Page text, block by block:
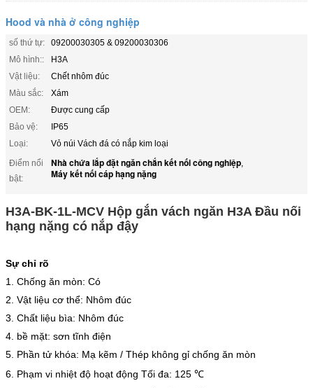
Hood và nhà ở công nghiệp
số thứ tự:
09200030305 & 09200030306
Mô hình::
H3A
Vật liệu:
Chết nhôm đúc
Màu sắc:
Xám
OEM:
Được cung cấp
Bảo vệ:
IP65
Loại:
Vỏ núi Vách đá có nắp kim loại
Điểm nổi
bật:
Nhà chứa lắp đặt ngăn chắn kết nối công nghiệp,
Máy kết nối cáp hạng nặng
H3A-BK-1L-MCV Hộp gắn vách ngăn H3A Đầu nối
hạng nặng có nắp đậy
Sự chỉ rõ
1. Chống ăn mòn: Có
2. Vật liệu cơ thể: Nhôm đúc
3. Chất liệu bìa: Nhôm đúc
4. bề mặt: sơn tĩnh điện
5. Phần tử khóa: Mạ kẽm / Thép không gỉ chống ăn mòn
6. Phạm vi nhiệt độ hoạt động Tối đa: 125 ℃